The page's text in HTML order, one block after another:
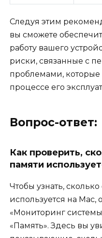
Следуя этим
вы сможете
работу вашего
риски, связанные с
проблемами, которые
процессе его
Вопрос-ответ:
Как проверить,
памяти
Чтобы узнать,
используется на
«Мониторинг
«Память». Здесь вы